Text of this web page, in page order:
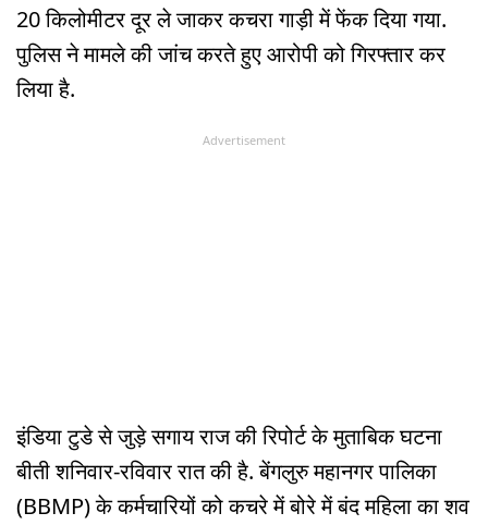
20 किलोमीटर दूर ले जाकर कचरा गाड़ी में फेंक दिया गया.
पुलिस ने मामले की जांच करते हुए आरोपी को गिरफ्तार कर
लिया है.
Advertisement
इंडिया टुडे से जुड़े सगाय राज की रिपोर्ट के मुताबिक घटना
बीती शनिवार-रविवार रात की है. बेंगलुरु महानगर पालिका
(BBMP) के कर्मचारियों को कचरे में बोरे में बंद महिला का शव